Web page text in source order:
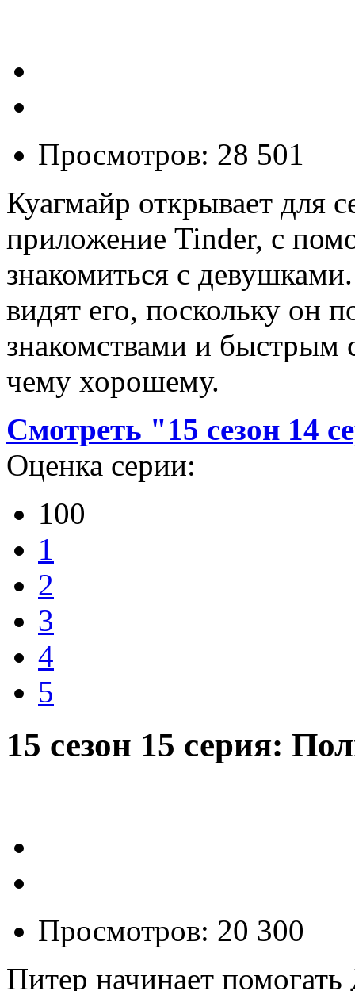
Просмотров: 28 501
Куагмайр открывает для
приложение Tinder, с
знакомиться с
видят его, поскольку он
знакомствами и быстрым
чему хорошему.
Смотреть "15 сезон 14
Оценка серии:
100
1
2
3
4
5
15 сезон 15 серия:
Просмотров: 20 300
Питер начинает